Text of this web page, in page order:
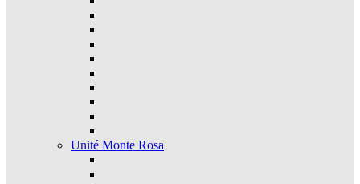
Unité Monte Rosa